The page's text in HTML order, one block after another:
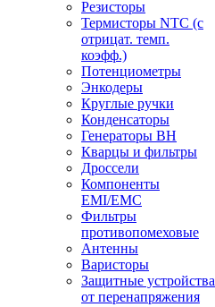
Резисторы
Термисторы NTC (с
отрицат. темп.
коэфф.)
Потенциометры
Энкодеры
Круглые ручки
Конденсаторы
Генераторы ВН
Кварцы и фильтры
Дроссели
Компоненты
EMI/EMC
Фильтры
противопомеховые
Антенны
Варисторы
Защитные устройства
от перенапряжения